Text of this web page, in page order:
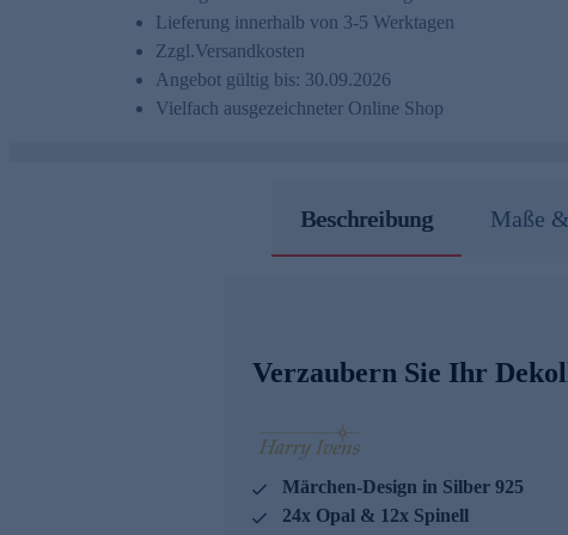
Lieferung innerhalb von 3-5 Werktagen
Zzgl.Versandkosten
Angebot gültig bis: 30.09.2026
Vielfach ausgezeichneter Online Shop
Beschreibung Maße
Verzaubern Sie Ihr
Märchen-Design in Silber 925
24x Opal & 12x Spinell